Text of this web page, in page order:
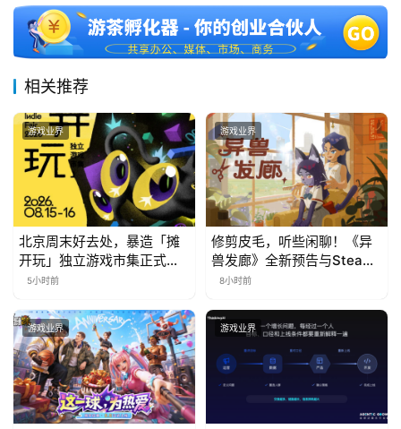
相关推荐
游戏业界
北京周末好去处，暴造「摊
开玩」独立游戏市集正式开
票！
5小时前
游戏业界
修剪皮毛，听些闲聊！《异
兽发廊》全新预告与Steam
免费试玩公开
8小时前
游戏业界 游戏业界